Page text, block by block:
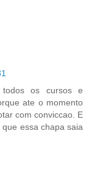
todos os cursos e
ate o momento
com conviccao. E
essa chapa saia